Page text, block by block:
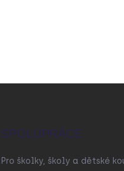
SPOLUPRÁCE
Pro školky, školy a dětské